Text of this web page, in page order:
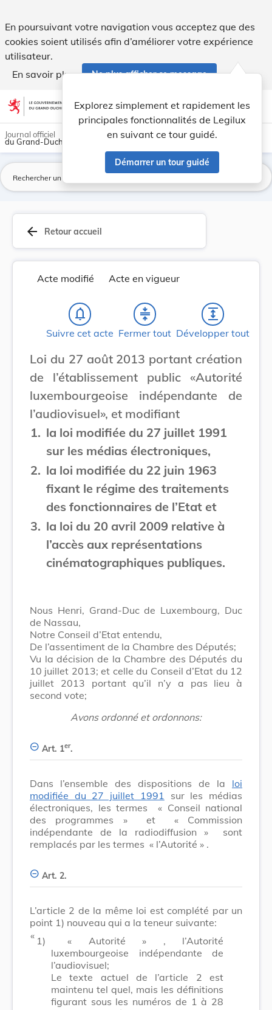
En poursuivant votre navigation vous acceptez que des
cookies soient utilisés afin d’améliorer votre expérience
utilisateur.
En savoir plus
Ne plus afficher ce message
Aller au contenu account_circle help Aide
Explorez simplement et rapidement les
principales fonctionnalités de Legilux
en suivant ce tour guidé.
Démarrer un tour guidé
light_mode dark_mode
Journal officiel
du Grand-Duché de Luxembourg
arrow_back Retour accueil
Acte modifié Acte en vigueur
notifications_none
Suivre cet acte
compress
Fermer tout
expand
Développer tout
Loi du 27 août 2013 portant création
de l’établissement public «Autorité
luxembourgeoise indépendante de
l’audiovisuel», et modifiant
1. la loi modifiée du 27 juillet 1991
sur les médias électroniques,
2. la loi modifiée du 22 juin 1963
fixant le régime des traitements
des fonctionnaires de l’Etat et
3. la loi du 20 avril 2009 relative à
l’accès aux représentations
cinématographiques publiques.
Nous Henri, Grand-Duc de Luxembourg, Duc
de Nassau,
Notre Conseil d’Etat entendu,
De l’assentiment de la Chambre des Députés;
Vu la décision de la Chambre des Députés du
10 juillet 2013; et celle du Conseil d’Etat du 12
juillet 2013 portant qu’il n’y a pas lieu à
second vote;
Avons ordonné et ordonnons:
Art. 1er.
Dans l’ensemble des dispositions de la loi
modifiée du 27 juillet 1991
sur les médias
électroniques, les termes
« Conseil national
des programmes »
et
« Commission
indépendante de la radiodiffusion »
sont
remplacés par les termes « l’Autorité » .
Art. 2.
L’article 2 de la même loi est complété par un
point 1) nouveau qui a la teneur suivante:
​ « 1) « Autorité » , l’Autorité
luxembourgeoise indépendante de
l’audiovisuel;
Le texte actuel de l’article 2 est
maintenu tel quel, mais les définitions
figurant sous les numéros de 1 à 28